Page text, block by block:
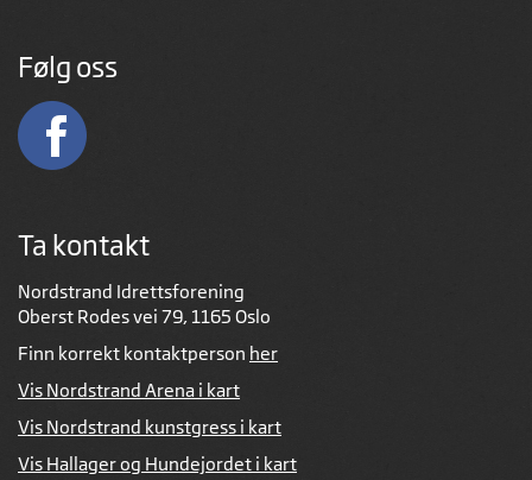
Følg oss
Ta kontakt
Nordstrand Idrettsforening
Oberst Rodes vei 79, 1165 Oslo
Finn korrekt kontaktperson her
Vis Nordstrand Arena i kart
Vis Nordstrand kunstgress i kart
Vis Hallager og Hundejordet i kart